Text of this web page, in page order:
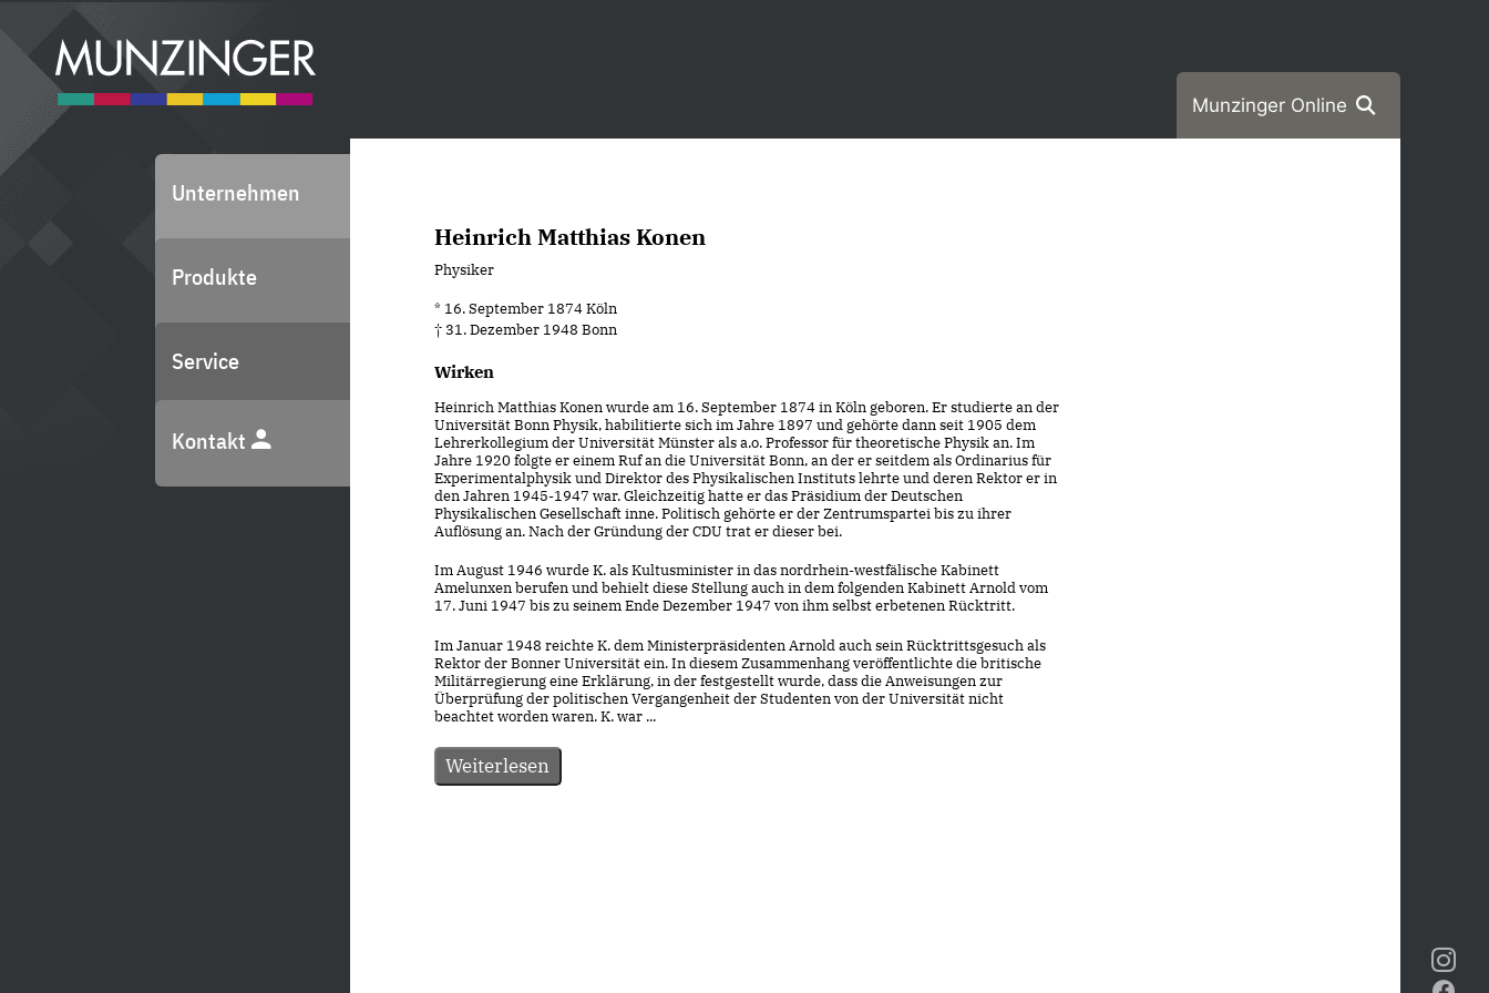
Munzinger Online
Unternehmen
Produkte
Service
Kontakt
Heinrich Matthias Konen
Physiker
* 16. September 1874 Köln
† 31. Dezember 1948 Bonn
Wirken
Heinrich Matthias Konen wurde am 16. September 1874 in Köln geboren. Er studierte an der
Universität Bonn Physik, habilitierte sich im Jahre 1897 und gehörte dann seit 1905 dem
Lehrerkollegium der Universität Münster als a.o. Professor für theoretische Physik an. Im
Jahre 1920 folgte er einem Ruf an die Universität Bonn, an der er seitdem als Ordinarius für
Experimentalphysik und Direktor des Physikalischen Instituts lehrte und deren Rektor er in
den Jahren 1945-1947 war. Gleichzeitig hatte er das Präsidium der Deutschen
Physikalischen Gesellschaft inne. Politisch gehörte er der Zentrumspartei bis zu ihrer
Auflösung an. Nach der Gründung der CDU trat er dieser bei.
Im August 1946 wurde K. als Kultusminister in das nordrhein-westfälische Kabinett
Amelunxen berufen und behielt diese Stellung auch in dem folgenden Kabinett Arnold vom
17. Juni 1947 bis zu seinem Ende Dezember 1947 von ihm selbst erbetenen Rücktritt.
Im Januar 1948 reichte K. dem Ministerpräsidenten Arnold auch sein Rücktrittsgesuch als
Rektor der Bonner Universität ein. In diesem Zusammenhang veröffentlichte die britische
Militärregierung eine Erklärung, in der festgestellt wurde, dass die Anweisungen zur
Überprüfung der politischen Vergangenheit der Studenten von der Universität nicht
beachtet worden waren. K. war ...
Weiterlesen